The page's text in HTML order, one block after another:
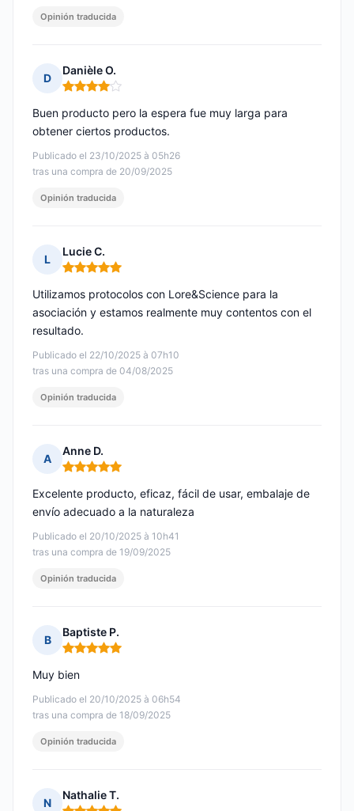
Opinión traducida
D
Danièle O.
Nota: 4 de 5
Publicado el 23/10/2025 à 05h26
tras una compra de 20/09/2025
Buen producto pero la espera fue muy larga para
obtener ciertos productos.
Opinión traducida
L
Lucie C.
Nota: 5 de 5
Publicado el 22/10/2025 à 07h10
tras una compra de 04/08/2025
Utilizamos protocolos con Lore&Science para la
asociación y estamos realmente muy contentos con el
resultado.
Opinión traducida
A
Anne D.
Nota: 5 de 5
Publicado el 20/10/2025 à 10h41
tras una compra de 19/09/2025
Excelente producto, eficaz, fácil de usar, embalaje de
envío adecuado a la naturaleza
Opinión traducida
B
Baptiste P.
Nota: 5 de 5
Publicado el 20/10/2025 à 06h54
tras una compra de 18/09/2025
Muy bien
Opinión traducida
N
Nathalie T.